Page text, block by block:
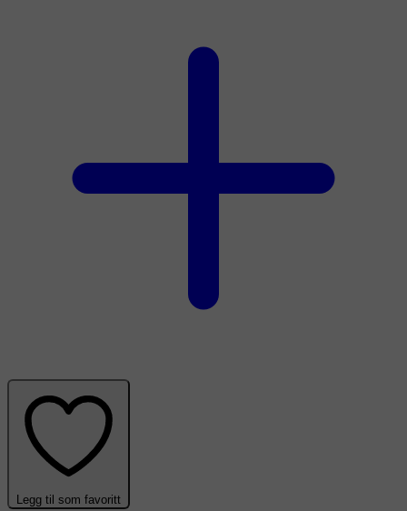
Legg til som favoritt